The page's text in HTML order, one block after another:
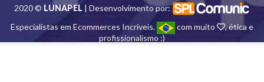
2020 © LUNAPEL | Desenvolvimento por:
Especialistas em Ecommerces Incríveis.
com muito
, ética e
profissionalismo :)